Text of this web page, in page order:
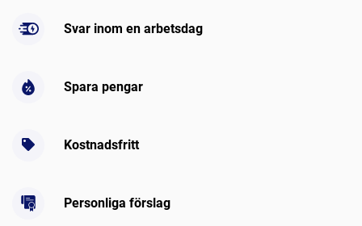
Svar inom en arbetsdag
Spara pengar
Kostnadsfritt
Personliga förslag